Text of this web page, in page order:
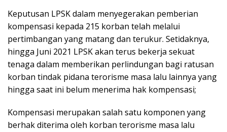
Keputusan LPSK dalam menyegerakan pemberian
kompensasi kepada 215 korban telah melalui
pertimbangan yang matang dan terukur. Setidaknya,
hingga Juni 2021 LPSK akan terus bekerja sekuat
tenaga dalam memberikan perlindungan bagi ratusan
korban tindak pidana terorisme masa lalu lainnya yang
hingga saat ini belum menerima hak kompensasi;
Kompensasi merupakan salah satu komponen yang
berhak diterima oleh korban terorisme masa lalu